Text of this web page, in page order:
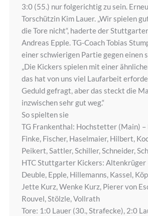
3:0 (55.) nur folgerichtig zu sein.
Torschützin Kim Lauer. „Wir spielen
die Tore nicht“, haderte der
Andreas Epple. TG-Coach Tobias
einer schwierigen Partie gegen einen
„Die Kickers spielen mit einer
das hat von uns viel Laufarbeit
Geduld gefragt, aber das steckt die
inzwischen sehr gut weg.“
So spielten sie
TG Frankenthal: Hochstetter (Main) –
Finke, Fischer, Haselmaier, Hilbert,
Peikert, Sattler, Schiller, Schneider,
HTC Stuttgarter Kickers: Altenkrüger
Deuble, Epple, Hillemanns, Kassel,
Jette Kurz, Wenke Kurz, Pierer von
Rouvel, Stölzle, Vollrath
Tore: 1:0 Lauer (30., Strafecke), 2:0